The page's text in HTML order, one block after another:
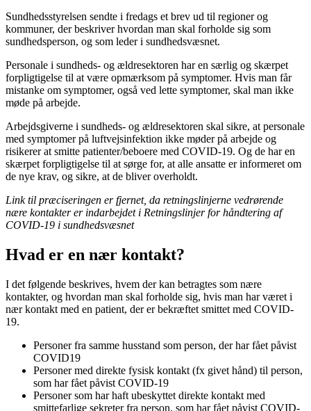
Sundhedsstyrelsen sendte i fredags et brev ud til regioner og
kommuner, der beskriver hvordan man skal forholde sig som
sundhedsperson, og som leder i sundhedsvæsnet.
Personale i sundheds- og ældresektoren har en særlig og skærpet
forpligtigelse til at være opmærksom på symptomer. Hvis man får
mistanke om symptomer, også ved lette symptomer, skal man ikke
møde på arbejde.
Arbejdsgiverne i sundheds- og ældresektoren skal sikre, at personale
med symptomer på luftvejsinfektion ikke møder på arbejde og
risikerer at smitte patienter/beboere med COVID-19. Og de har en
skærpet forpligtigelse til at sørge for, at alle ansatte er informeret om
de nye krav, og sikre, at de bliver overholdt.
Link til præciseringen er fjernet, da retningslinjerne vedrørende
nære kontakter er indarbejdet i Retningslinjer for håndtering af
COVID-19 i sundhedsvæsnet
Hvad er en nær kontakt?
I det følgende beskrives, hvem der kan betragtes som nære
kontakter, og hvordan man skal forholde sig, hvis man har været i
nær kontakt med en patient, der er bekræftet smittet med COVID-
19.
Personer fra samme husstand som person, der har fået påvist
COVID19
Personer med direkte fysisk kontakt (fx givet hånd) til person,
som har fået påvist COVID-19
Personer som har haft ubeskyttet direkte kontakt med
smittefarlige sekreter fra person, som har fået påvist COVID-